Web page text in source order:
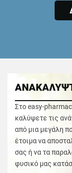
Στο easy-
καλύψετε τις
από μια μεγάλη
έτοιμα να
σας ή να τα
φυσικό μας